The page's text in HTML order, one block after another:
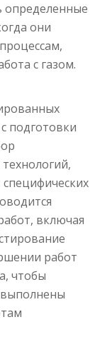
определенные
они
с газом.
подготовки
включая
работ
чтобы
выполнены